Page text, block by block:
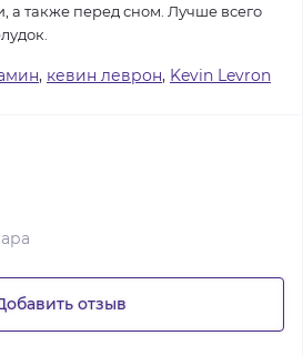
а также перед сном. Лучше всего
, кевин леврон, Kevin Levron
отзыв